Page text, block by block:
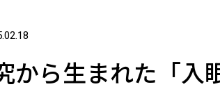
から生まれた「入